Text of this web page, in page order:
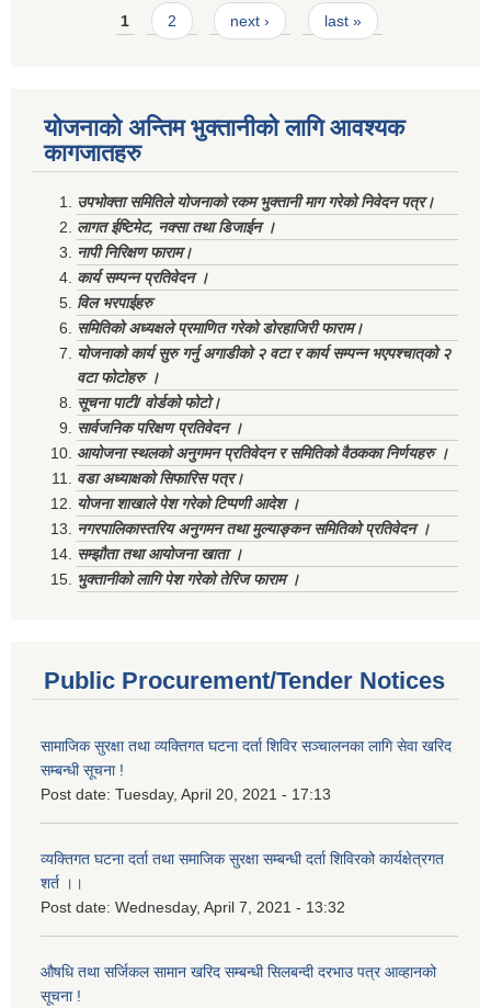
Pages1 2 next › last »
योजनाको अन्तिम भुक्तानीको लागि आवश्यक
कागजातहरु
उपभोक्ता समितिले योजनाको रकम भुक्तानी माग गरेको निवेदन पत्र।
लागत ईष्टिमेट, नक्सा तथा डिजाईन ।
नापी निरिक्षण फाराम।
कार्य सम्पन्न प्रतिवेदन ।
विल भरपाईहरु
समितिको अध्यक्षले प्रमाणित गरेको डोरहाजिरी फाराम।
योजनाको कार्य सुरु गर्नु अगाडीको २ वटा र कार्य सम्पन्न भएपश्चात्‌को २
वटा फोटोहरु ।
सूचना पाटी/ वोर्डको फोटो।
सार्वजनिक परिक्षण प्रतिवेदन ।
आयोजना स्थलको अनुगमन प्रतिवेदन र समितिको वैठकका निर्णयहरु ।
वडा अध्याक्षको सिफारिस पत्र।
योजना शाखाले पेश गरेको टिप्पणी आदेश ।
नगरपालिकास्तरिय अनुगमन तथा मुल्याङ्कन समितिको प्रतिवेदन ।
सम्झौता तथा आयोजना खाता ।
भुक्तानीको लागि पेश गरेको तेरिज फाराम ।
Public Procurement/Tender Notices
सामाजिक सुरक्षा तथा व्यक्तिगत घटना दर्ता शिविर सञ्चालनका लागि सेवा खरिद
सम्बन्धी सूचना !
Post date: Tuesday, April 20, 2021 - 17:13
व्यक्तिगत घटना दर्ता तथा समाजिक सुरक्षा सम्बन्धी दर्ता शिविरको कार्यक्षेत्रगत
शर्त ।।
Post date: Wednesday, April 7, 2021 - 13:32
औषधि तथा सर्जिकल सामान खरिद सम्बन्धी सिलबन्दी दरभाउ पत्र आव्हानको
सूचना !